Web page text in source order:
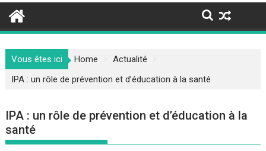
Vous êtes ici Home
Actualité
IPA : un rôle de prévention et d’éducation à la santé
IPA : un rôle de prévention et d’éducation à la
santé